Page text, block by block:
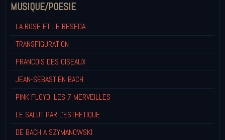
MUSIQUE/POESIE
LA ROSE ET LE RESEDA
TRANSFIGURATION
FRANCOIS DES OISEAUX
JEAN-SEBASTIEN BACH
PINK FLOYD: LES 7 MERVEILLES
LE SALUT PAR L'ESTHETIQUE
DE BACH A SZYMANOWSKI